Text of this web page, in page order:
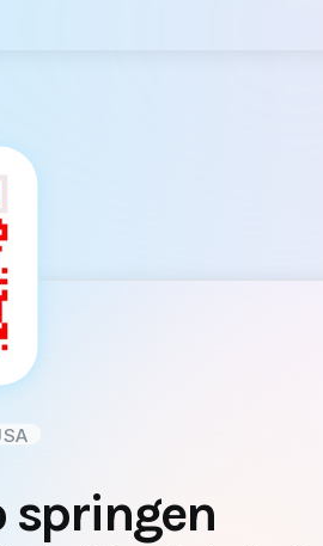
springen